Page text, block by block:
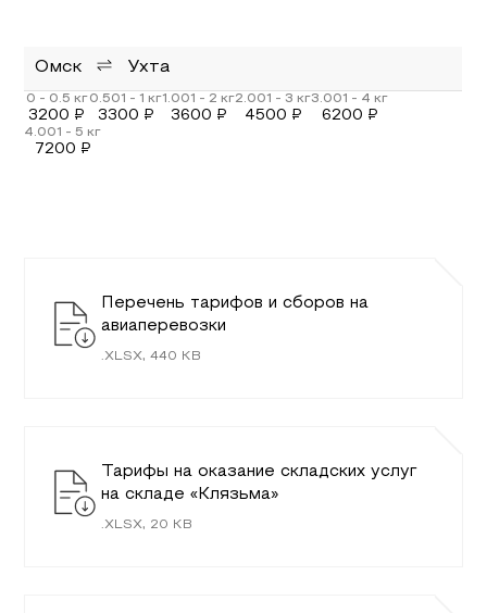
Омск Ухта
3200 ₽ 3300 ₽ 3600 ₽ 4500 ₽ 6200 ₽
7200 ₽
Перечень тарифов и сборов на
авиаперевозки
. XLSX,440 KB
Тарифы на оказание складских услуг
на складе «Клязьма»
. XLSX, 20 KB